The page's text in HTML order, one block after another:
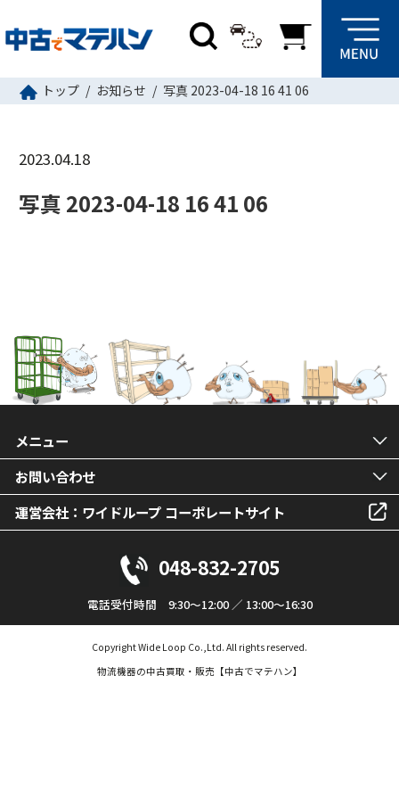
トップ お知らせ 写真 2023-04-18 16 41 06
2023.04.18
写真 2023-04-18 16 41 06
メニュー
お問い合わせ
運営会社：ワイドループ コーポレートサイト
048-832-2705
電話受付時間 9:30～12:00 ／ 13:00～16:30
Copyright Wide Loop Co.,Ltd. All rights reserved.
物流機器の中古買取・販売【中古でマテハン】